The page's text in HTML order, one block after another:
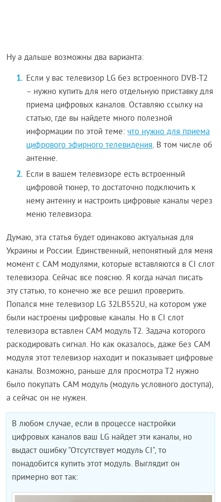
Ну а дальше возможны два варианта:
Если у вас телевизор LG без встроенного DVB-T2
– нужно купить для него отдельную приставку для
приема цифровых каналов. Оставляю ссылку на
статью, где вы найдете много полезной
информации по этой теме:что нужно для приема
цифрового эфирного телевидения. В том числе об
антенне.
Если в вашем телевизоре есть встроенный
цифровой тюнер, то достаточно подключить к
нему антенну и настроить цифровые каналы через
меню телевизора.
Думаю, эта статья будет одинаково актуальная для
Украины и России. Единственный, непонятный для меня
момент с CAM модулями, которые вставляются в CI слот
телевизора. Сейчас все поясню. Я когда начал писать
эту статью, то конечно же все решил проверить.
Попался мне телевизор LG 32LB552U, на котором уже
были настроены цифровые каналы. Но в CI слот
телевизора вставлен CAM модуль Т2. Задача которого
раскодировать сигнал. Но как оказалось, даже без CAM
модуля этот телевизор находит и показывает цифровые
каналы. Возможно, раньше для просмотра Т2 нужно
было покупать CAM модуль (модуль условного доступа),
а сейчас он не нужен.
В любом случае, если в процессе настройки
цифровых каналов ваш LG найдет эти каналы, но
выдаст ошибку "Отсутствует модуль CI", то
понадобится купить этот модуль. Выглядит он
примерно вот так: